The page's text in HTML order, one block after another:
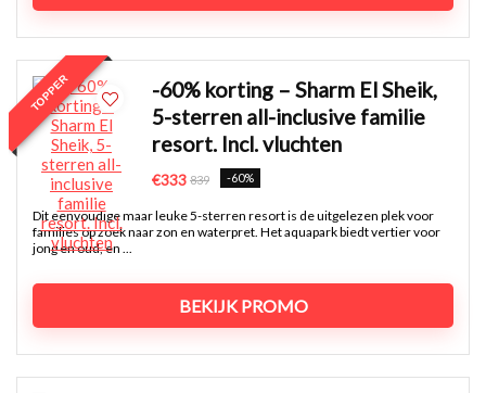
TOPPER
-60% korting – Sharm El Sheik,
5-sterren all-inclusive familie
resort. Incl. vluchten
€333 839 -60%
Dit eenvoudige maar leuke 5-sterren resort is de uitgelezen plek voor
families op zoek naar zon en waterpret. Het aquapark biedt vertier voor
jong en oud, en ...
BEKIJK PROMO